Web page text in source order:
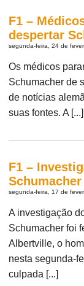
F1 –
despertar
segunda-feira, 24 de
Os médicos
Schumacher de
de notícias
suas fontes. A [...]
F1 –
segunda-feira, 17 de
A investigação
Schumacher foi
Albertville, o
nesta segunda-
culpada [...]